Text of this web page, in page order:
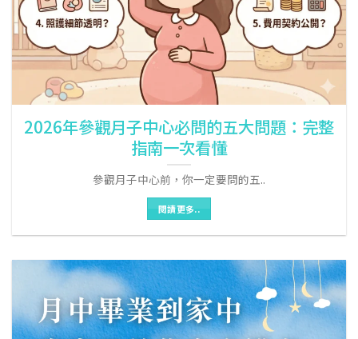
2026年參觀月子中心必問的五大問題：完整
指南一次看懂
參觀月子中心前，你一定要問的五..
閱讀更多..